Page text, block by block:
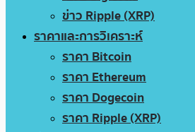
ข่าว Ripple (XRP)
ราคาและการวิเคราะห์
ราคา Bitcoin
ราคา Ethereum
ราคา Dogecoin
ราคา Ripple (XRP)